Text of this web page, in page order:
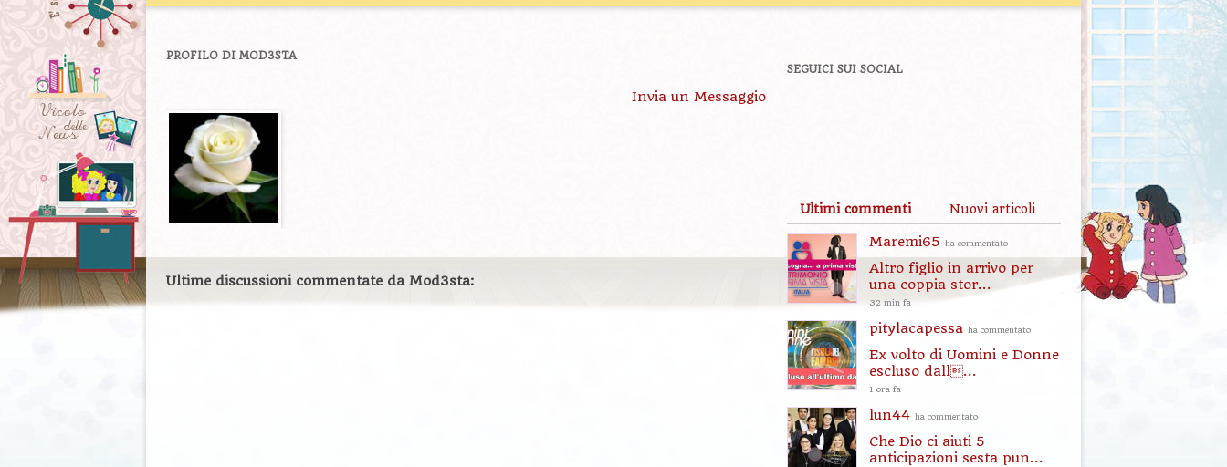
PROFILO DI MOD3STA
Invia un Messaggio
Ultime discussioni commentate da Mod3sta:
SEGUICI SUI SOCIAL
Ultimi commenti Nuovi articoli
Maremi65 ha commentato
Altro figlio in arrivo per
una coppia stor...
32 min fa
pitylacapessa ha commentato
Ex volto di Uomini e Donne
escluso dall...
1 ora fa
lun44 ha commentato
Che Dio ci aiuti 5
anticipazioni sesta pun...